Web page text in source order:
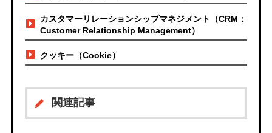
カスタマーリレーションシップマネジメント（CRM：
Customer Relationship Management）
クッキー（Cookie）
関連記事